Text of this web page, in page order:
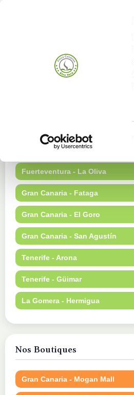
Fuerteventura - Gran Tarajal
Fuerteventura - La Oliva
Gran Canaria - Fataga
Gran Canaria - El Goro
Gran Canaria - San Agustín
Tenerife - Arona
Tenerife - Güimar
La Gomera - Hermigua
Nos Boutiques
Gran Canaria - Mogan Mall